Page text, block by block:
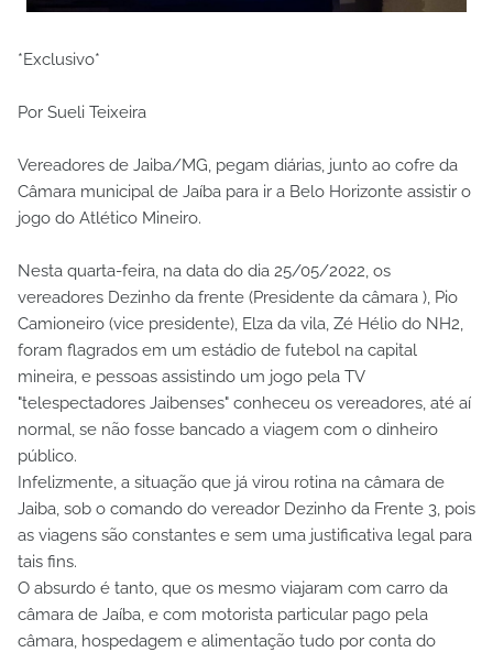
*Exclusivo*
Por Sueli Teixeira
Vereadores de Jaiba/MG, pegam diárias, junto ao cofre da
Câmara municipal de Jaíba para ir a Belo Horizonte assistir o
jogo do Atlético Mineiro.
Nesta quarta-feira, na data do dia 25/05/2022, os
vereadores Dezinho da frente (Presidente da câmara ), Pio
Camioneiro (vice presidente), Elza da vila, Zé Hélio do NH2,
foram flagrados em um estádio de futebol na capital
mineira, e pessoas assistindo um jogo pela TV
"telespectadores Jaibenses" conheceu os vereadores, até aí
normal, se não fosse bancado a viagem com o dinheiro
público.
Infelizmente, a situação que já virou rotina na câmara de
Jaiba, sob o comando do vereador Dezinho da Frente 3, pois
as viagens são constantes e sem uma justificativa legal para
tais fins.
O absurdo é tanto, que os mesmo viajaram com carro da
câmara de Jaíba, e com motorista particular pago pela
câmara, hospedagem e alimentação tudo por conta do